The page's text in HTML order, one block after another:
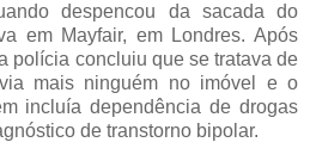
despencou da sacada do
em Mayfair, em Londres. Após
polícia concluiu que se tratava de
mais ninguém no imóvel e o
incluía dependência de drogas
de transtorno bipolar.